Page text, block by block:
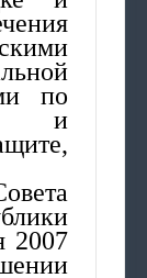
по
и
2007